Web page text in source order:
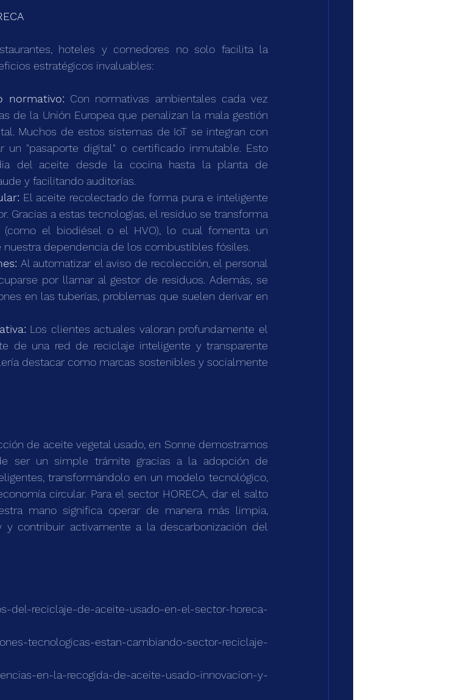
hoteles y comedores no solo facilita la
estratégicos invaluables:
normativo: Con normativas ambientales cada vez
de la Unión Europea que penalizan la mala gestión
Muchos de estos sistemas de IoT se integran con
un "pasaporte digital" o certificado inmutable. Esto
del aceite desde la cocina hasta la planta de
y facilitando auditorías.
El aceite recolectado de forma pura e inteligente
Gracias a estas tecnologías, el residuo se transforma
(como el biodiésel o el HVO), lo cual fomenta un
nuestra dependencia de los combustibles fósiles.
Al automatizar el aviso de recolección, el personal
por llamar al gestor de residuos. Además, se
en las tuberías, problemas que suelen derivar en
Los clientes actuales valoran profundamente el
de una red de reciclaje inteligente y transparente
destacar como marcas sostenibles y socialmente
de aceite vegetal usado, en Sonne demostramos
ser un simple trámite gracias a la adopción de
transformándolo en un modelo tecnológico,
circular. Para el sector HORECA, dar el salto
mano significa operar de manera más limpia,
contribuir activamente a la descarbonización del
del-reciclaje-de-aceite-usado-en-el-sector-horeca-
tecnologicas-estan-cambiando-sector-reciclaje-
en-la-recogida-de-aceite-usado-innovacion-y-